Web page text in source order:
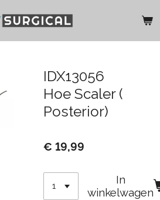
IDX13056
Hoe Scaler (
Posterior)
€ 19,99
In
winkelwagen